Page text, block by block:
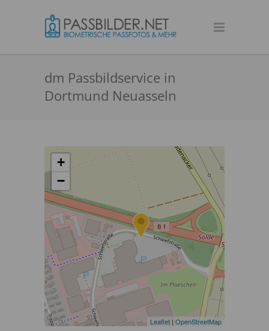
dm Passbildservice in
Dortmund Neuasseln
+
−
Leaflet | OpenStreetMap